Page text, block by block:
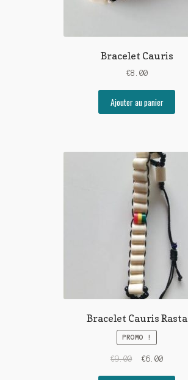
Bracelet Cauris
€8.00
Ajouter au panier
Bracelet Cauris Rasta
PROMO !
€9.00 €6.00